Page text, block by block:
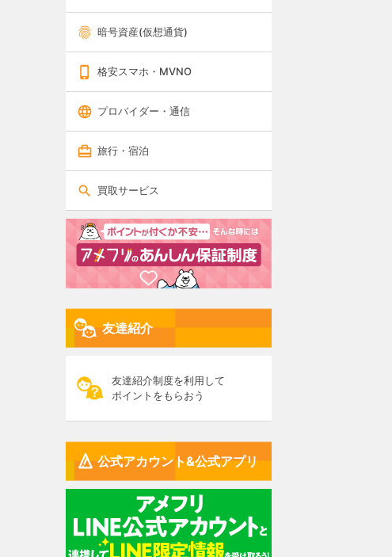
暗号資産(仮想通貨)
格安スマホ・MVNO
プロバイダー・通信
旅行・宿泊
買取サービス
友達紹介
友達紹介制度を利用して
ポイントをもらおう
公式アカウント&公式アプリ